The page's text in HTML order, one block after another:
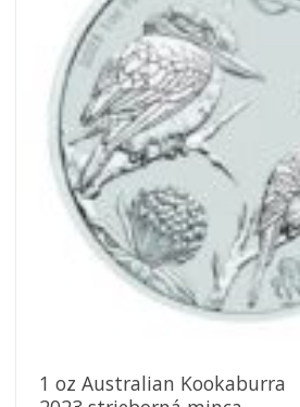
1 oz Australian Kookaburra